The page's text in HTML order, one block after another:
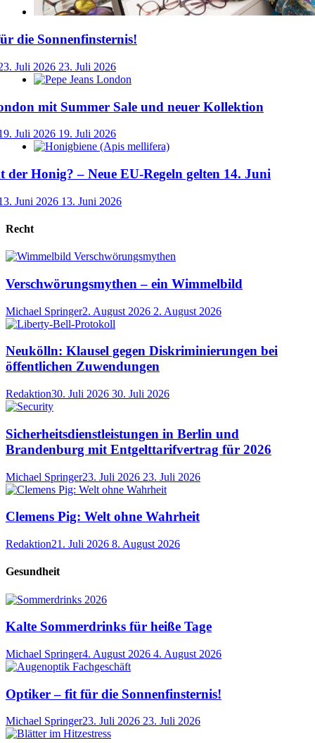
die Sonnenfinsternis!
Juli 2026 23. Juli 2026
mit Summer Sale und neuer Kollektion
Juli 2026 19. Juli 2026
der Honig? – Neue EU-Regeln gelten 14. Juni
Juni 2026 13. Juni 2026
Recht
Verschwörungsmythen – ein Wimmelbild
Michael Springer2. August 2026 2. August 2026
Neukölln: Klausel gegen Diskriminierungen bei
öffentlichen Zuwendungen
Redaktion30. Juli 2026 30. Juli 2026
Sicherheitsdienstleistungen in Berlin und
Brandenburg mit Entgelttarifvertrag für 2026
Michael Springer23. Juli 2026 23. Juli 2026
Clemens Pig: Welt ohne Wahrheit
Redaktion21. Juli 2026 8. August 2026
Gesundheit
Kalte Sommerdrinks für heiße Tage
Michael Springer4. August 2026 4. August 2026
Optiker – fit für die Sonnenfinsternis!
Michael Springer23. Juli 2026 23. Juli 2026